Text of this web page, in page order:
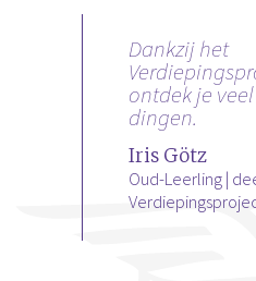
Dankzij het
ontdek je
dingen.
Iris Götz
Oud-Leerling |